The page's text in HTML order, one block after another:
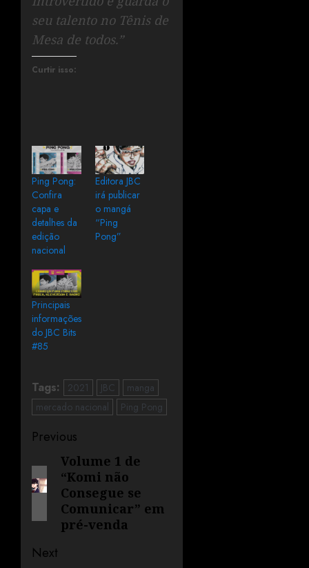
seu talento no Tênis de
Mesa de todos.”
Curtir isso:
Ping Pong:
Confira
capa e
detalhes da
edição
nacional
Editora JBC
irá publicar
o mangá
“Ping
Pong”
Principais
informações
do JBC Bits
#85
Tags: 2021 JBC
manga
mercado nacional
Ping Pong
Previous
Volume 1 de
“Komi não
Consegue se
Comunicar” em
pré-venda
Next